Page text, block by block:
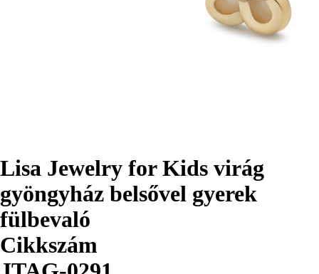
Lisa Jewelry for Kids virág
gyöngyház belsővel gyerek
fülbevaló
Cikkszám